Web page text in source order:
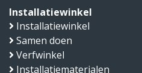
Installatiewinkel
Installatiewinkel
Samen doen
Verfwinkel
Installatiematerialen